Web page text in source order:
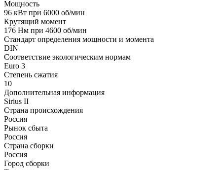
Мощность
96 кВт при 6000 об/мин
Крутящий момент
176 Нм при 4600 об/мин
Стандарт определения мощности и момента
DIN
Соответствие экологическим нормам
Euro 3
Степень сжатия
10
Дополнительная информация
Sirius II
Страна происхождения
Россия
Рынок сбыта
Россия
Страна сборки
Россия
Город сборки